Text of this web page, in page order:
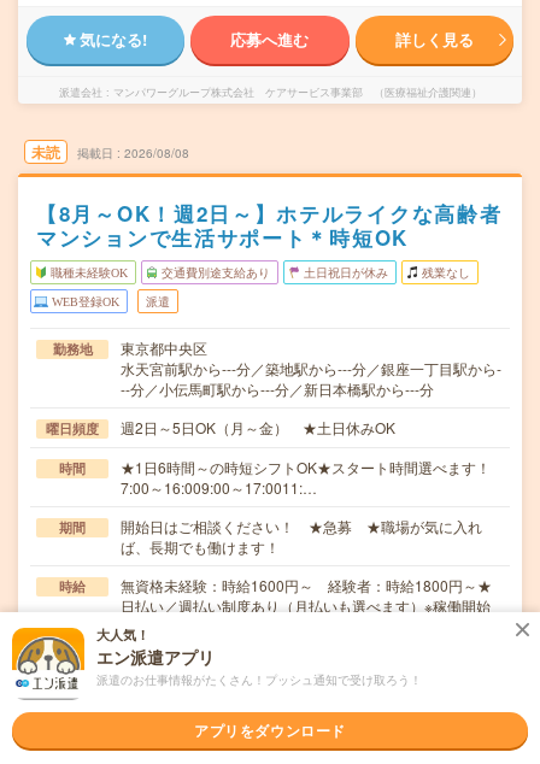
気になる! 応募へ進む 詳しく見る
派遣会社 マンパワーグループ株式会社 ケアサービス事業部 （医療福祉介護関連）
未読 掲載日 2026/08/08
【8月～OK！週2日～】ホテルライクな高齢者
マンションで生活サポート＊時短OK
職種未経験OK 交通費別途支給あり 土日祝日が休み 残業なし
WEB登録OK 派遣
勤務地
東京都中央区
水天宮前駅から---分／築地駅から---分／銀座一丁目駅から-
--分／小伝馬町駅から---分／新日本橋駅から---分
曜日頻度 週2日～5日OK（月～金） ★土日休みOK
時間
★1日6時間～の時短シフトOK★スタート時間選べます！
7:00～16:009:00～17:0011:…
期間
開始日はご相談ください！ ★急募 ★職場が気に入れ
ば、長期でも働けます！
時給
無資格未経験：時給1600円～ 経験者：時給1800円～★
日払い／週払い制度あり（月払いも選べます）※稼働開始
時は手続き完了次第のお支払いとなります。
交通費
交通費全額支給※規定有
＊入居者の方の「ありがとう」が嬉しい＊お年寄りを笑顔
にする介護のお仕事です。おじいちゃん、おばあちゃ…
大人気！
エン派遣アプリ
派遣のお仕事情報がたくさん！プッシュ通知で受け取ろう！
アプリをダウンロード